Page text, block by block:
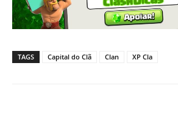
TAGS Capital do Clã Clan XP Cla